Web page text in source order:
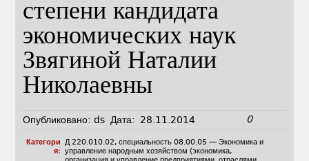
степени кандидата
экономических наук
Звягиной Наталии
Николаевны
Опубликовано: ds Дата: 28.11.2014 0
Категори
я:
Д 220.010.02, специальность 08.00.05 — Экономика и
управление народным хозяйством (экономика,